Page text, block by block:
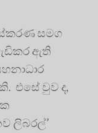
සමග
ඇති
එසේ වුව ද,
ලිබරල්’